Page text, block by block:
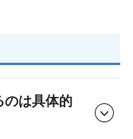
のは具体的